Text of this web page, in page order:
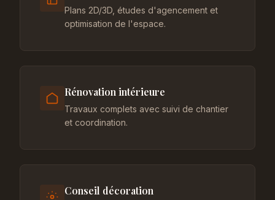
Plans 2D/3D, études d'agencement et
optimisation de l'espace.
Rénovation intérieure
Travaux complets avec suivi de chantier
et coordination.
Conseil décoration